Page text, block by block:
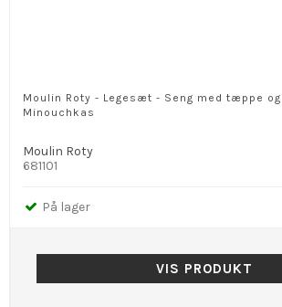
Moulin Roty - Legesæt - Seng med tæppe og
Minouchkas
Moulin Roty
681101
På lager
VIS PRODUKT